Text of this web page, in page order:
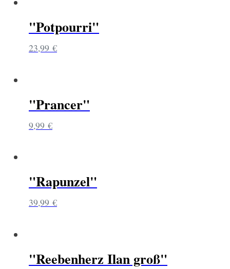
"Potpourri"
23,99 €
"Prancer"
9,99 €
"Rapunzel"
39,99 €
"Reebenherz Ilan groß"